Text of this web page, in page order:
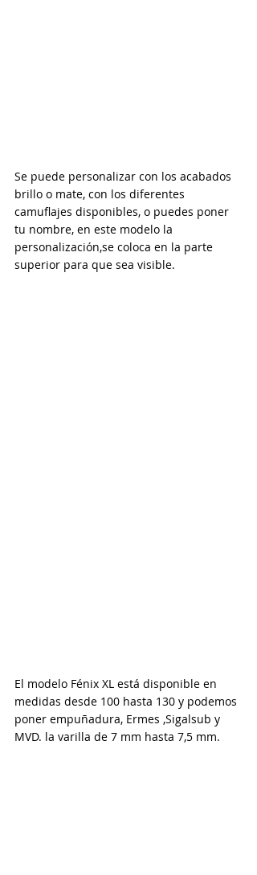
Se puede personalizar con los acabados
brillo o mate, con los diferentes
camuflajes disponibles, o puedes poner
tu nombre, en este modelo la
personalización,se coloca en la parte
superior para que sea visible.
El modelo Fénix XL está disponible en
medidas desde 100 hasta 130 y podemos
poner empuñadura, Ermes ,Sigalsub y
MVD. la varilla de 7 mm hasta 7,5 mm.